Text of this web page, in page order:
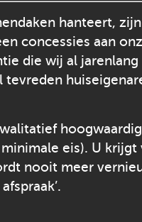
hanteert,
concessies aan
die wij al jarenlang
tevreden
eis). U krijgt
nooit meer